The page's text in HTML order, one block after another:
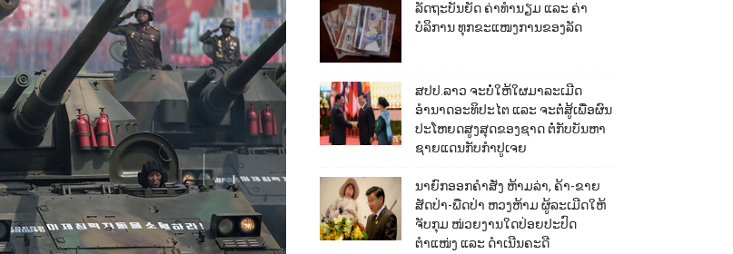
ລັດຖະບັນຍັດ ຄ່າທຳນຽມ ແລະ ຄ່າ
ບໍລິການ ທຸກຂະແໜງການຂອງລັດ
ສປປ.ລາວ ຈະບໍ່ໃຫ້ໃຜມາລະເມີດ
ອຳນາດອະທິປະໄຕ ແລະ ຈະຕໍ່ສູ້ເພື່ອຜົນ
ປະໂຫຍດສູງສຸດຂອງຊາດ ຕໍ່ກັບບັນຫາ
ຊາຍແດນກັບກຳປູເຈຍ
ນາຍົກອອກຄຳສັ່ງ ຫ້າມລ່າ, ຄ້າ-ຂາຍ
ສັດປ່າ-ພືດປ່າ ຫວງຫ້າມ ຜູ້ລະເມີດໃຫ້
ຈັບກຸມ ໜ່ວຍງານໃດປ່ອຍປະປົດ
ຕຳແໜ່ງ ແລະ ດຳເນີນຄະດີ